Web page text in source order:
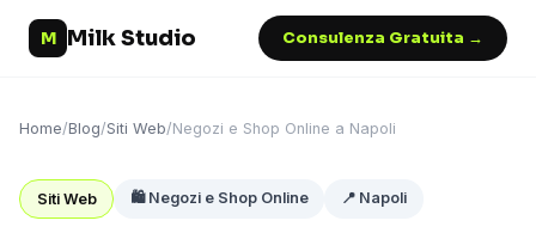
M Milk Studio Consulenza Gratuita →
Home/Blog/Siti Web/Negozi e Shop Online a Napoli
Siti Web 🛍️ Negozi e Shop Online 📍 Napoli